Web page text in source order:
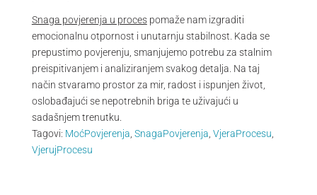
Snaga povjerenja u procespomaže nam izgraditi
emocionalnu otpornost i unutarnju stabilnost. Kada se
prepustimo povjerenju, smanjujemo potrebu za stalnim
preispitivanjem i analiziranjem svakog detalja. Na taj
način stvaramo prostor za mir, radost i ispunjen život,
oslobađajući se nepotrebnih briga te uživajući u
sadašnjem trenutku.
Tagovi: MoćPovjerenja SnagaPovjerenja VjeraProcesu
VjerujProcesu